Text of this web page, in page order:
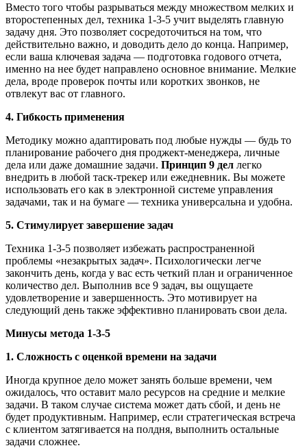
Вместо того чтобы разрываться между множеством мелких и
второстепенных дел, техника 1-3-5 учит выделять главную
задачу дня. Это позволяет сосредоточиться на том, что
действительно важно, и доводить дело до конца. Например,
если ваша ключевая задача — подготовка годового отчета,
именно на нее будет направлено основное внимание. Мелкие
дела, вроде проверок почты или коротких звонков, не
отвлекут вас от главного.
4. Гибкость применения
Методику можно адаптировать под любые нужды — будь то
планирование рабочего дня проджект-менеджера, личные
дела или даже домашние задачи. Принцип 9 дел легко
внедрить в любой таск-трекер или ежедневник. Вы можете
использовать его как в электронной системе управления
задачами, так и на бумаге — техника универсальна и удобна.
5. Стимулирует завершение задач
Техника 1-3-5 позволяет избежать распространенной
проблемы «незакрытых задач». Психологически легче
закончить день, когда у вас есть четкий план и ограниченное
количество дел. Выполнив все 9 задач, вы ощущаете
удовлетворение и завершенность. Это мотивирует на
следующий день также эффективно планировать свои дела.
Минусы метода 1-3-5
1. Сложность с оценкой времени на задачи
Иногда крупное дело может занять больше времени, чем
ожидалось, что оставит мало ресурсов на средние и мелкие
задачи. В таком случае система может дать сбой, и день не
будет продуктивным. Например, если стратегическая встреча
с клиентом затягивается на полдня, выполнить остальные
задачи сложнее.